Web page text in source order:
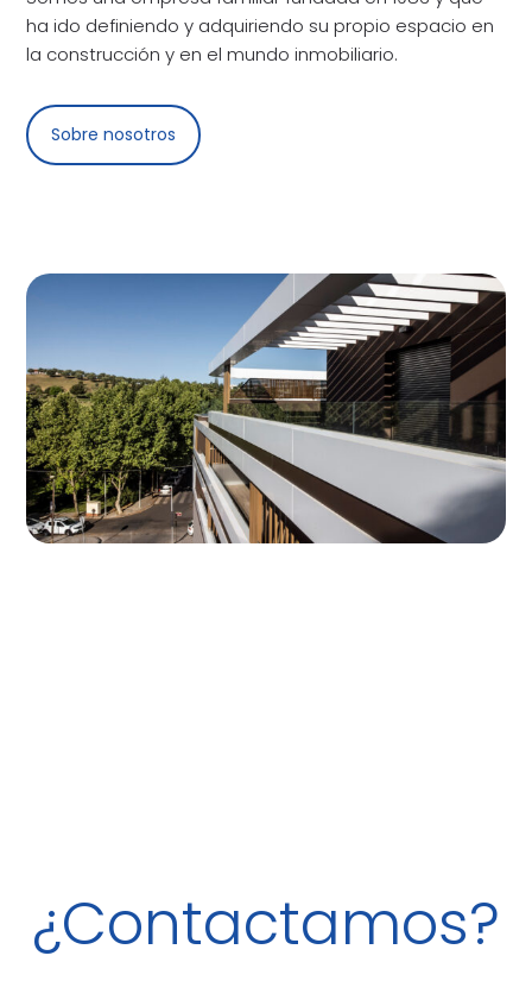
ha ido definiendo y adquiriendo su propio espacio en
la construcción y en el mundo inmobiliario.
Sobre nosotros
¿Contactamos?